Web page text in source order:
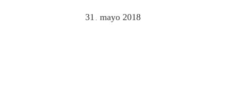
31 . mayo 2018